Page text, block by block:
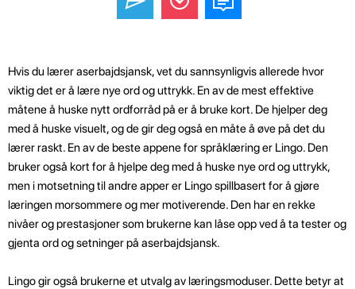
Hvis du lærer aserbajdsjansk, vet du sannsynligvis allerede hvor
viktig det er å lære nye ord og uttrykk. En av de mest effektive
måtene å huske nytt ordforråd på er å bruke kort. De hjelper deg
med å huske visuelt, og de gir deg også en måte å øve på det du
lærer raskt. En av de beste appene for språklæring er Lingo. Den
bruker også kort for å hjelpe deg med å huske nye ord og uttrykk,
men i motsetning til andre apper er Lingo spillbasert for å gjøre
læringen morsommere og mer motiverende. Den har en rekke
nivåer og prestasjoner som brukerne kan låse opp ved å ta tester og
gjenta ord og setninger på aserbajdsjansk.
Lingo gir også brukerne et utvalg av læringsmoduser. Dette betyr at